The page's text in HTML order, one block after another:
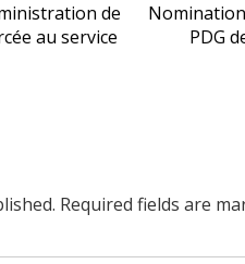
de
au service
PDG
Required fields are